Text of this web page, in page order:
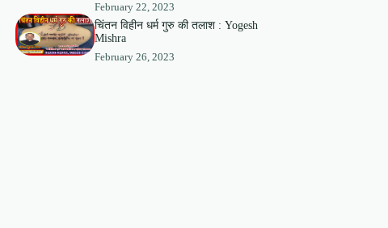
February 22, 2023
चिंतन विहीन धर्म गुरु की तलाश : Yogesh
Mishra
February 26, 2023